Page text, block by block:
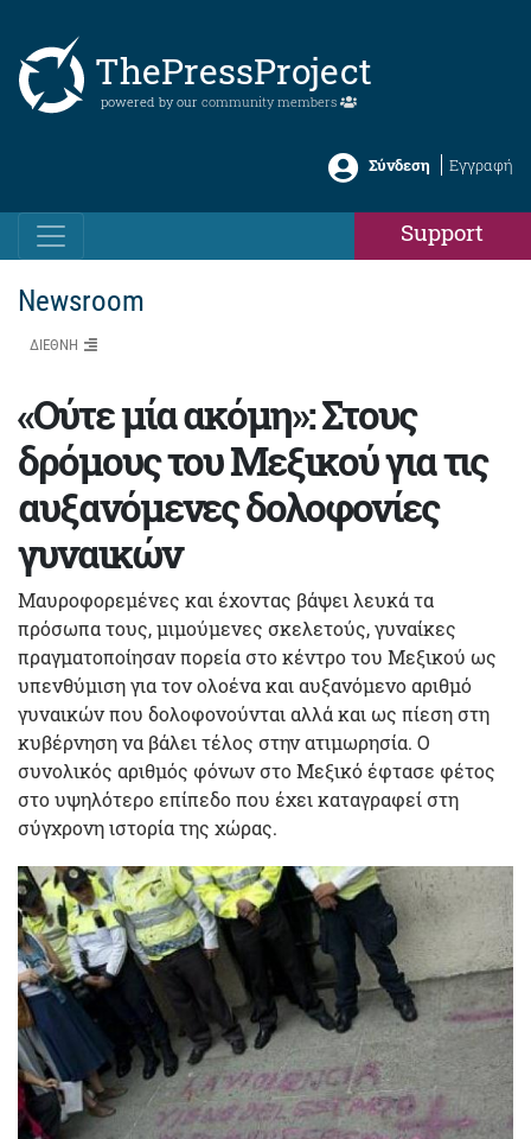
ThePressProject
powered by our community members
Σύνδεση Εγγραφή
Support
Newsroom
ΔΙΕΘΝΗ
«Ούτε μία ακόμη»: Στους
δρόμους του Μεξικού για τις
αυξανόμενες δολοφονίες
γυναικών
Μαυροφορεμένες και έχοντας βάψει λευκά τα
πρόσωπα τους, μιμούμενες σκελετούς, γυναίκες
πραγματοποίησαν πορεία στο κέντρο του Μεξικού ως
υπενθύμιση για τον ολοένα και αυξανόμενο αριθμό
γυναικών που δολοφονούνται αλλά και ως πίεση στη
κυβέρνηση να βάλει τέλος στην ατιμωρησία. Ο
συνολικός αριθμός φόνων στο Μεξικό έφτασε φέτος
στο υψηλότερο επίπεδο που έχει καταγραφεί στη
σύγχρονη ιστορία της χώρας.